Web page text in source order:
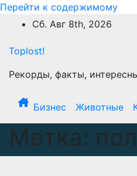
Перейти к содержимому
Сб. Авг 8th, 2026
Toplost!
Рекорды, факты,
Бизнес Животные
Метка: